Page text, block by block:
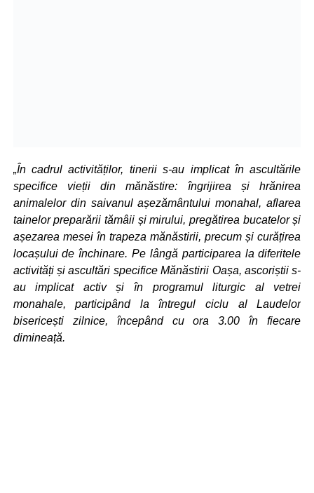
„În cadrul activităților, tinerii s-au implicat în ascultările
specifice vieții din mănăstire: îngrijirea și hrănirea
animalelor din saivanul așezământului monahal, aflarea
tainelor preparării tămâii și mirului, pregătirea bucatelor și
așezarea mesei în trapeza mănăstirii, precum și curățirea
locașului de închinare. Pe lângă participarea la diferitele
activități și ascultări specifice Mănăstirii Oașa, ascoriștii s-
au implicat activ și în programul liturgic al vetrei
monahale, participând la întregul ciclu al Laudelor
bisericești zilnice, începând cu ora 3.00 în fiecare
dimineață.